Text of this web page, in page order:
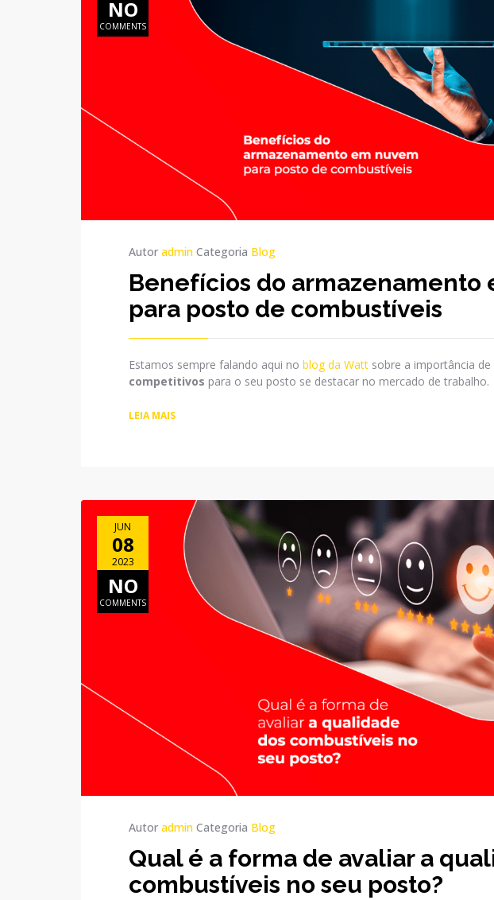
NO
COMMENTS
Autor admin Categoria Blog
Benefícios do armazenamento
para posto de combustíveis
Estamos sempre falando aqui no blog da Watt sobre a importância
competitivos para o seu posto se destacar no mercado de trabalho.
LEIA MAIS
JUN
08
2023
NO
COMMENTS
Autor admin Categoria Blog
Qual é a forma de avaliar a
combustíveis no seu posto?